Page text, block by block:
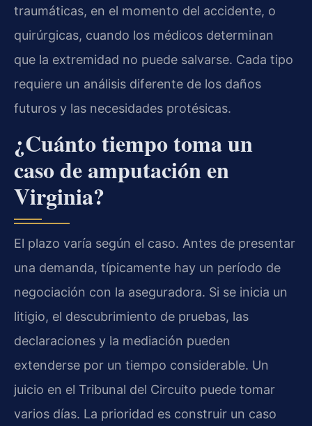
traumáticas, en el momento del accidente, o
quirúrgicas, cuando los médicos determinan
que la extremidad no puede salvarse. Cada tipo
requiere un análisis diferente de los daños
futuros y las necesidades protésicas.
¿Cuánto tiempo toma un
caso de amputación en
Virginia?
El plazo varía según el caso. Antes de presentar
una demanda, típicamente hay un período de
negociación con la aseguradora. Si se inicia un
litigio, el descubrimiento de pruebas, las
declaraciones y la mediación pueden
extenderse por un tiempo considerable. Un
juicio en el Tribunal del Circuito puede tomar
varios días. La prioridad es construir un caso